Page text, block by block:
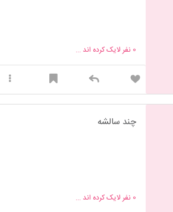
0 نفر لایک کرده اند ...
چند سالشه
0 نفر لایک کرده اند ...